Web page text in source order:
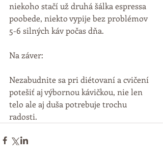
niekoho stačí už druhá šálka espressa
poobede, niekto vypije bez problémov
5-6 silných káv počas dňa.
Na záver:
Nezabudnite sa pri diétovaní a cvičení
potešiť aj výbornou kávičkou, nie len
telo ale aj duša potrebuje trochu
radosti.